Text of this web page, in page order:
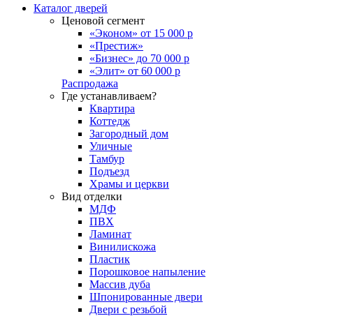
Каталог дверей
Ценовой сегмент
«Эконом» от 15 000 р
«Престиж»
«Бизнес» до 70 000 р
«Элит» от 60 000 р
Распродажа
Где устанавливаем?
Квартира
Коттедж
Загородный дом
Уличные
Тамбур
Подъезд
Храмы и церкви
Вид отделки
МДФ
ПВХ
Ламинат
Винилискожа
Пластик
Порошковое напыление
Массив дуба
Шпонированные двери
Двери с резьбой